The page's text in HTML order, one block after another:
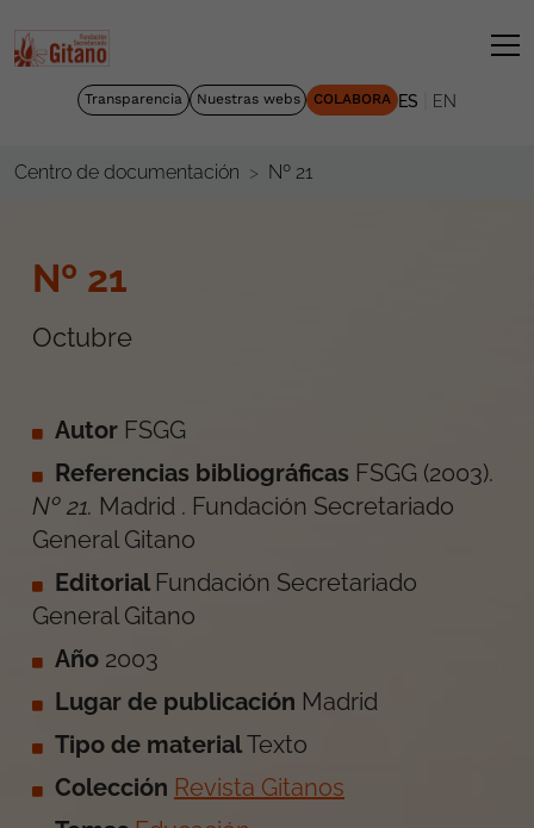
Transparencia Nuestras webs COLABORA ES EN
Centro de documentación Nº 21
Nº 21
Octubre
Autor FSGG
Referencias bibliográficas FSGG (2003).
Nº 21. Madrid . Fundación Secretariado
General Gitano
Editorial Fundación Secretariado
General Gitano
Año 2003
Lugar de publicación Madrid
Tipo de material Texto
Colección Revista Gitanos